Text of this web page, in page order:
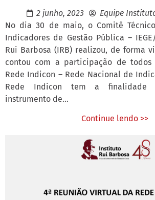
2 junho, 2023
Equipe
No dia 30 de maio, o Comitê
Indicadores de Gestão Pública –
Rui Barbosa (IRB) realizou, de forma
contou com a participação de todos
Rede Indicon – Rede Nacional de
Rede Indicon tem a finalidade
instrumento de...
Continue lendo >>